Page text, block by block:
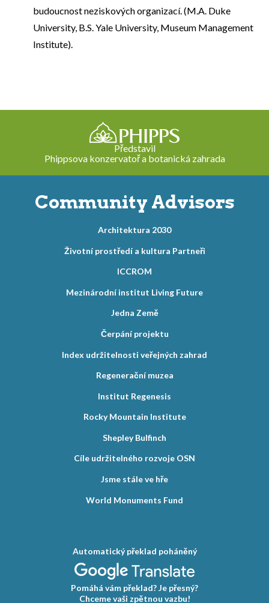
budoucnost neziskových organizací. (M.A. Duke
University, B.S. Yale University, Museum Management
Institute).
Představil
Phippsova konzervatoř a botanická zahrada
Community Advisors
Architektura 2030
Životní prostředí a kultura Partneři
ICCROM
Mezinárodní institut Living Future
Jedna Země
Čerpání projektu
Index udržitelnosti veřejných zahrad
Regenerační muzea
Institut Regenesis
Rocky Mountain Institute
Shepley Bulfinch
Cíle udržitelného rozvoje OSN
Jsme stále ve hře
World Monuments Fund
Automatický překlad poháněný
Pomáhá vám překlad? Je přesný?
Chceme vaši zpětnou vazbu!